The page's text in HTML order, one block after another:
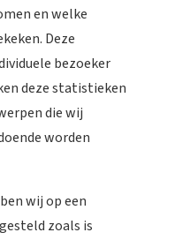
en welke
Deze
bezoeker
deze statistieken
die wij
worden
wij op een
zoals is